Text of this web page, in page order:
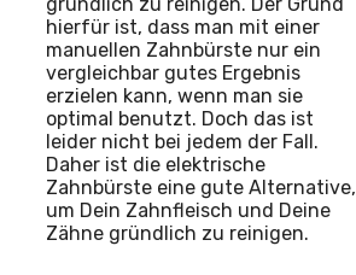
hierfür ist, dass man mit einer
manuellen Zahnbürste nur ein
vergleichbar gutes Ergebnis
erzielen kann, wenn man sie
optimal benutzt. Doch das ist
leider nicht bei jedem der Fall.
Daher ist die elektrische
Zahnbürste eine gute Alternative,
um Dein Zahnfleisch und Deine
Zähne gründlich zu reinigen.